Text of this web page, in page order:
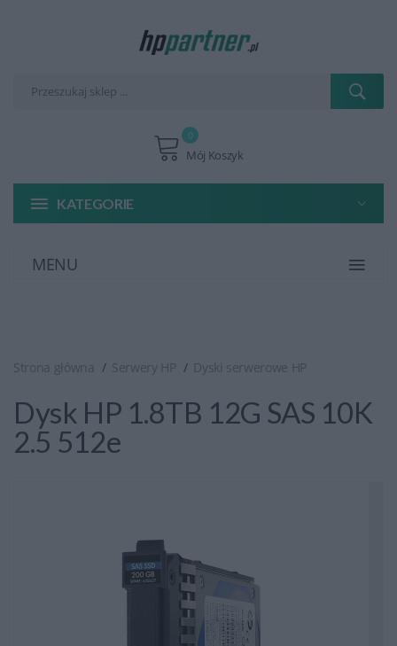
Mój Koszyk
0
KATEGORIE
MENU
Strona główna Serwery HP Dyski serwerowe HP
Dysk HP 1.8TB 12G SAS 10K
2.5 512e